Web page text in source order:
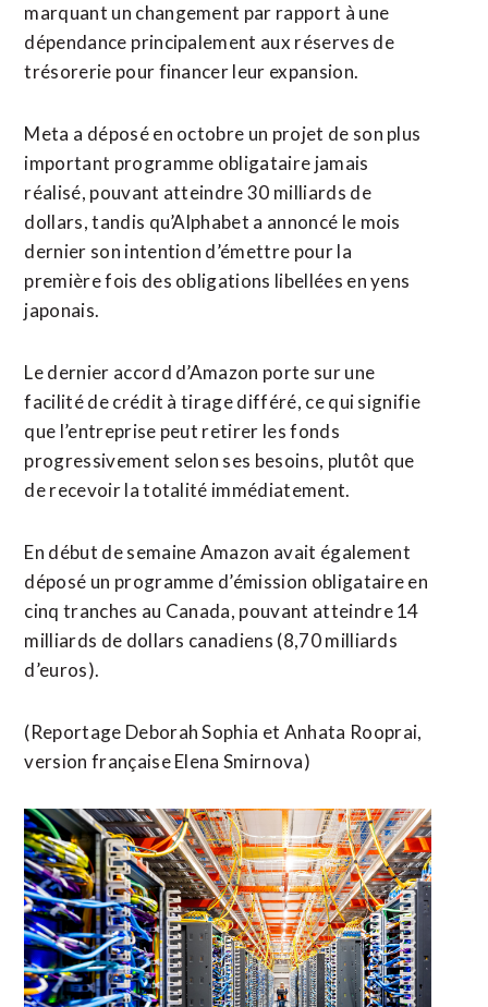
marquant un changement par rapport à une
dépendance ⁠principalement ‌aux réserves de
trésorerie pour financer leur expansion.
Meta a ⁠déposé en octobre un projet de ​son plus ​
important programme obligataire jamais
réalisé, pouvant atteindre 30 milliards de
dollars, ​tandis qu’Alphabet a annoncé le mois
dernier son intention d’émettre pour la
première ‌fois des ​obligations libellées en yens
japonais.
Le dernier accord d’Amazon porte sur une ​
facilité de crédit à tirage différé, ce qui signifie
que l’entreprise peut retirer les fonds
progressivement selon ses besoins, plutôt que
de recevoir la totalité immédiatement.
En début de semaine Amazon avait également
déposé un ⁠programme d’émission obligataire en
cinq tranches au Canada, pouvant atteindre 14
milliards de dollars canadiens (8,70 milliards ​
d’euros).
(Reportage Deborah Sophia et Anhata Rooprai, ​
version française Elena Smirnova)